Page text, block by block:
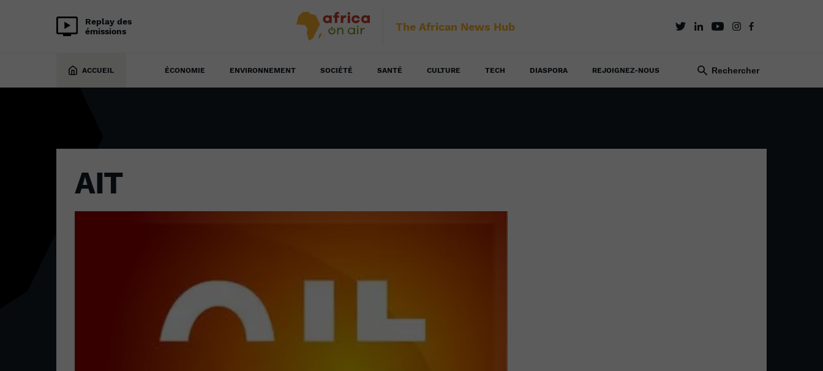
Replay des
émissions
The African News Hub
ACCUEIL ÉCONOMIE ENVIRONNEMENT SOCIÉTÉ SANTÉ CULTURE TECH DIASPORA REJOIGNEZ-NOUS
AIT